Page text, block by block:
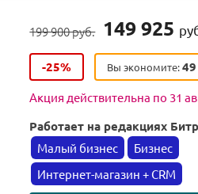
199 900 руб. 149 925
-25% Вы экономите:
Акция действительна по 31
Работает на редакциях
Малый бизнес
Бизнес
Интернет-магазин + CRM